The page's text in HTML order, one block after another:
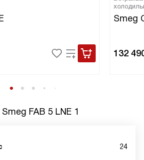
Smeg
132
Smeg FAB 5 LNE 1
24